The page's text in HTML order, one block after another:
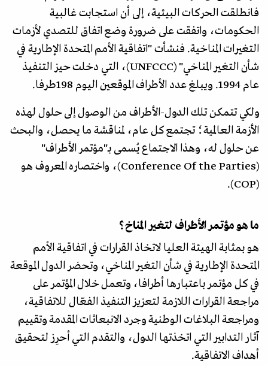
فانطلقت الحركات البيئية، إلى أن استجابت غالبية
الحكومات، واتفقت على ضرورة وضع اتفاق للتصدي لأزمات
التغيرات المناخية. فنشأت "اتفاقية الأمم المتحدة الإطارية في
شأن التغير المناخي" (UNFCCC)، التي دخلت حيز التنفيذ
عام 1994. ويبلغ عدد الأطراف الموقعين اليوم 198طرفا.
ولكي تتمكن تلك الدول-الأطراف من الوصول إلى حلول لهذه
الأزمة العالمية؛ تجتمع كل عام، لمناقشة ما يحصل، والبحث
عن حلول له، وهذا الاجتماع يُسمى بـ"مؤتمر الأطراف"
(Conference Of the Parties)، واختصاره المعروف هو
(COP).
ما هو مؤتمر الأطراف لتغير المناخ؟
هو بمثابة الهيئة العليا لاتخاذ القرارات في اتفاقية الأمم
المتحدة الإطارية في شأن التغير المناخي، وتحضر الدول الموقعة
في كل مؤتمر باعتبارها أطرافا، وتعمل خلال المؤتمر على
مراجعة القرارات اللازمة لتعزيز التنفيذ الفعّال للاتفاقية،
ومراجعة البلاغات الوطنية وجرد الانبعاثات المقدمة وتقييم
آثار التدابير التي اتخذتها الدول، والتقدم التي أحرِز لتحقيق
أهداف الاتفاقية.